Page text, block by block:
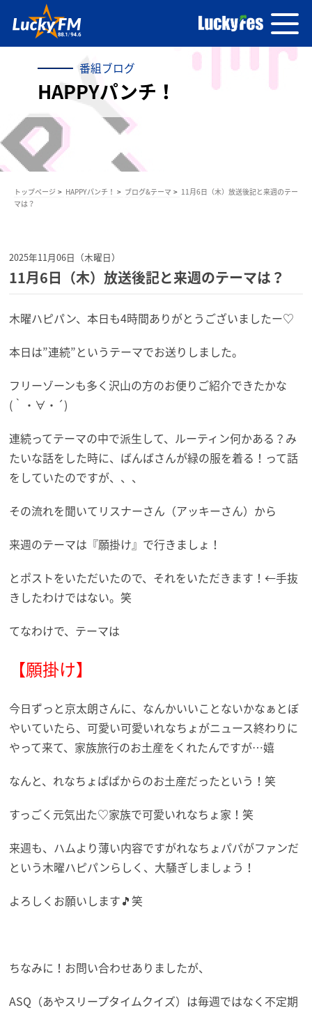
番組ブログ
HAPPYパンチ！
トップページ HAPPYパンチ！ ブログ&テーマ
11月6日（木）放送後記と来週のテー
マは？
2025年11月06日（木曜日）
11月6日（木）放送後記と来週のテーマは？
木曜ハピパン、本日も4時間ありがとうございましたー♡
本日は”連続”というテーマでお送りしました。
フリーゾーンも多く沢山の方のお便りご紹介できたかな
(｀・∀・´)
連続ってテーマの中で派生して、ルーティン何かある？み
たいな話をした時に、ばんばさんが緑の服を着る！って話
をしていたのですが、、、
その流れを聞いてリスナーさん（アッキーさん）から
来週のテーマは『願掛け』で行きましょ！
とポストをいただいたので、それをいただきます！←手抜
きしたわけではない。笑
てなわけで、テーマは
【願掛け】
今日ずっと京太朗さんに、なんかいいことないかなぁとぼ
やいていたら、可愛い可愛いれなちょがニュース終わりに
やって来て、家族旅行のお土産をくれたんですが…嬉
なんと、れなちょぱぱからのお土産だったという！笑
すっごく元気出た♡家族で可愛いれなちょ家！笑
来週も、ハムより薄い内容ですがれなちょパパがファンだ
という木曜ハピパンらしく、大騒ぎしましょう！
よろしくお願いします🎵笑
ちなみに！お問い合わせありましたが、
ASQ（あやスリープタイムクイズ）は毎週ではなく不定期